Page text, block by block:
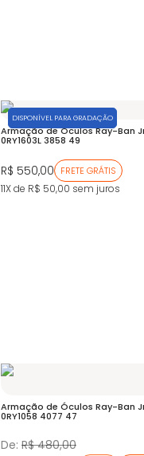
Armação de Óculos Ray-Ban
0RY1603L 3858 49
R$ 550,00 FRETE GRÁTIS
DISPONÍVEL PARA GRADAÇÃO
11X de R$ 50,00 sem juros
Armação de Óculos Ray-Ban
0RY1058 4077 47
De: R$ 480,00